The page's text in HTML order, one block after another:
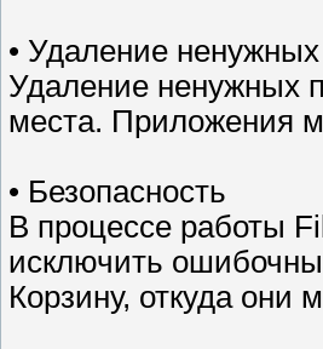
• Удаление
Удаление ненужных
места. Приложения
• Безопасность
В процессе работы
исключить
Корзину, откуда они